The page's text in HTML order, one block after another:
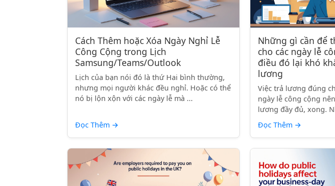
Cách Thêm hoặc Xóa Ngày Nghỉ Lễ
Công Cộng trong Lịch
Samsung/Teams/Outlook
Lịch của bạn nói đó là thứ Hai bình thường,
nhưng mọi người khác đều nghỉ. Hoặc có thể
nó bị lộn xộn với các ngày lễ mà ...
Đọc Thêm →
Những gì cần để
cho các ngày lễ
điều đó lại khó
lương
Việc trả lương đúng
ngày lễ công cộng
lương đầy đủ, xong.
Đọc Thêm →